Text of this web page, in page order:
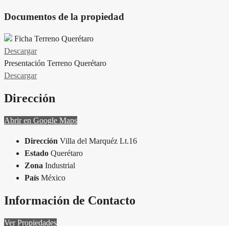
Documentos de la propiedad
Ficha Terreno Querétaro
Descargar
Presentación Terreno Querétaro
Descargar
Dirección
Abrir en Google Maps
Dirección Villa del Marquéz Lt.16
Estado Querétaro
Zona Industrial
País México
Información de Contacto
Ver Propiedades